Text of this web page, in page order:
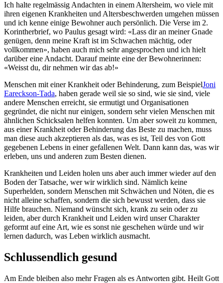
Ich halte regelmässig Andachten in einem Altersheim, wo viele mit
ihren eigenen Krankheiten und Altersbeschwerden umgehen müssen
und ich kenne einige Bewohner auch persönlich. Die Verse im 2.
Korintherbrief, wo Paulus gesagt wird: «Lass dir an meiner Gnade
genügen, denn meine Kraft ist im Schwachen mächtig, oder
vollkommen», haben auch mich sehr angesprochen und ich hielt
darüber eine Andacht. Darauf meinte eine der Bewohnerinnen:
«Weisst du, dir nehmen wir das ab!»
Menschen mit einer Krankheit oder Behinderung, zum BeispielJoni
Eareckson-Tada, haben gerade weil sie so sind, wie sie sind, viele
andere Menschen erreicht, sie ermutigt und Organisationen
gegründet, die nicht nur einigen, sondern sehr vielen Menschen mit
ähnlichen Schicksalen helfen konnten. Um aber soweit zu kommen,
aus einer Krankheit oder Behinderung das Beste zu machen, muss
man diese auch akzeptieren als das, was es ist, Teil des von Gott
gegebenen Lebens in einer gefallenen Welt. Dann kann das, was wir
erleben, uns und anderen zum Besten dienen.
Krankheiten und Leiden holen uns aber auch immer wieder auf den
Boden der Tatsache, wer wir wirklich sind. Nämlich keine
Superhelden, sondern Menschen mit Schwächen und Nöten, die es
nicht alleine schaffen, sondern die sich bewusst werden, dass sie
Hilfe brauchen. Niemand wünscht sich, krank zu sein oder zu
leiden, aber durch Krankheit und Leiden wird unser Charakter
geformt auf eine Art, wie es sonst nie geschehen würde und wir
lernen dadurch, was Leben wirklich ausmacht.
Schlussendlich gesund
Am Ende bleiben also mehr Fragen als es Antworten gibt. Heilt Gott